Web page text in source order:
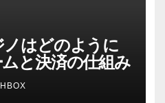
はどのように
と決済の仕組み